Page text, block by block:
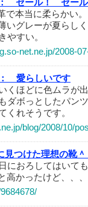
セール！ セー
で本当に柔らかい
いグレーが夏らし
やすい。
net.ne.jp/2008-
愛らしいです
くほどに色ムラが
ダボっとしたパン
くれそうです。
blog/2008/10/
見つけた理想の靴＾
におろしてはいて
高かったけど、、、